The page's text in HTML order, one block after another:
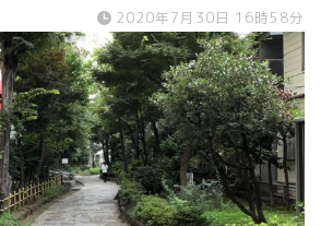
2020年7月30日 16時58分